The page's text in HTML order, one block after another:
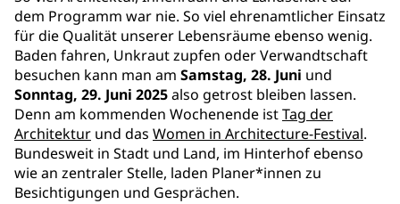
dem Programm war nie. So viel ehrenamtlicher Einsatz
für die Qualität unserer Lebensräume ebenso wenig.
Baden fahren, Unkraut zupfen oder Verwandtschaft
besuchen kann man am Samstag, 28. Juni und
Sonntag, 29. Juni 2025also getrost bleiben lassen.
Denn am kommenden Wochenende istTag der
Architektur und das Women in Architecture-Festival.
Bundesweit in Stadt und Land, im Hinterhof ebenso
wie an zentraler Stelle, laden Planer*innen zu
Besichtigungen und Gesprächen.